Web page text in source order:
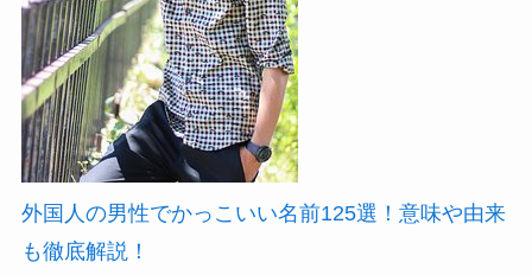
外国人の男性でかっこいい名前125選！意味や由来
も徹底解説！